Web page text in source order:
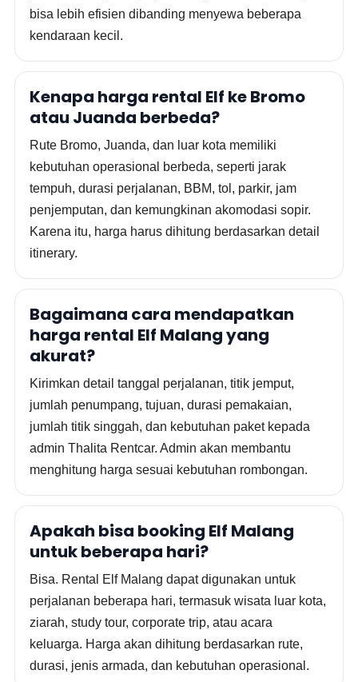
bisa lebih efisien dibanding menyewa beberapa
kendaraan kecil.
Kenapa harga rental Elf ke Bromo
atau Juanda berbeda?
Rute Bromo, Juanda, dan luar kota memiliki
kebutuhan operasional berbeda, seperti jarak
tempuh, durasi perjalanan, BBM, tol, parkir, jam
penjemputan, dan kemungkinan akomodasi sopir.
Karena itu, harga harus dihitung berdasarkan detail
itinerary.
Bagaimana cara mendapatkan
harga rental Elf Malang yang
akurat?
Kirimkan detail tanggal perjalanan, titik jemput,
jumlah penumpang, tujuan, durasi pemakaian,
jumlah titik singgah, dan kebutuhan paket kepada
admin Thalita Rentcar. Admin akan membantu
menghitung harga sesuai kebutuhan rombongan.
Apakah bisa booking Elf Malang
untuk beberapa hari?
Bisa. Rental Elf Malang dapat digunakan untuk
perjalanan beberapa hari, termasuk wisata luar kota,
ziarah, study tour, corporate trip, atau acara
keluarga. Harga akan dihitung berdasarkan rute,
durasi, jenis armada, dan kebutuhan operasional.